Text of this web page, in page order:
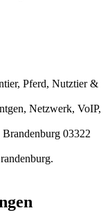
Pferd, Nutztier &
Netzwerk, VoIP,
03322